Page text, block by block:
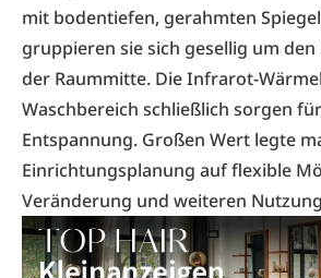
mit bodentiefen, gerahmten
gruppieren sie sich gesellig um den
der Raummitte. Die Infrarot-
Waschbereich schließlich sorgen
Entspannung. Großen Wert legte
Einrichtungsplanung auf flexible
Veränderung und weiteren